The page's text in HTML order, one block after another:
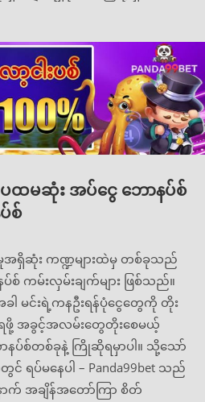
ပထမဆုံး အပ်ငွေ ဘောနပ်စ်
စ်
အရှိဆုံး ကဏ္ဍများထဲမှ တစ်ခုသည်
စ် ကမ်းလှမ်းချက်များ ဖြစ်သည်။
ါ မင်းရဲ့ကနဦးရန်ပုံငွေတွေကို တိုး
နိုင်ရဖို့ အခွင့်အလမ်းတွေတိုးစေမယ့်
စ်တစ်ခုနဲ့ ကြိုဆိုရမှာပါ။ သို့သော်
ရပ်မနေပါ – Panda99bet သည်
က် အချိန်အတော်ကြာ စိတ်